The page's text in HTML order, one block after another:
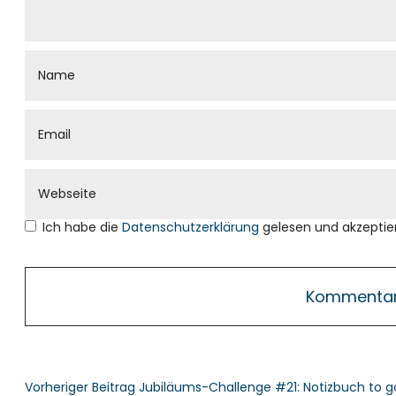
Ich habe die Datenschutzerklärung gelesen und
Vorheriger Beitrag Jubiläums-Challenge #21: Notizbuch to